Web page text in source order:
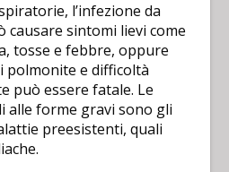
l’infezione da
sintomi lievi come
tosse e febbre, oppure
polmonite e difficoltà
può essere fatale. Le
alle forme gravi sono gli
preesistenti, quali